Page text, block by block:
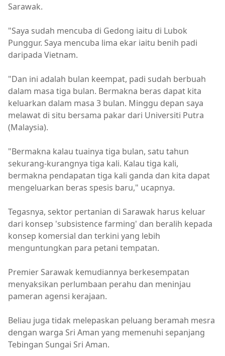
Sarawak.
"Saya sudah mencuba di Gedong iaitu di Lubok
Punggur. Saya mencuba lima ekar iaitu benih padi
daripada Vietnam.
"Dan ini adalah bulan keempat, padi sudah berbuah
dalam masa tiga bulan. Bermakna beras dapat kita
keluarkan dalam masa 3 bulan. Minggu depan saya
melawat di situ bersama pakar dari Universiti Putra
(Malaysia).
"Bermakna kalau tuainya tiga bulan, satu tahun
sekurang-kurangnya tiga kali. Kalau tiga kali,
bermakna pendapatan tiga kali ganda dan kita dapat
mengeluarkan beras spesis baru," ucapnya.
Tegasnya, sektor pertanian di Sarawak harus keluar
dari konsep 'subsistence farming' dan beralih kepada
konsep komersial dan terkini yang lebih
menguntungkan para petani tempatan.
Premier Sarawak kemudiannya berkesempatan
menyaksikan perlumbaan perahu dan meninjau
pameran agensi kerajaan.
Beliau juga tidak melepaskan peluang beramah mesra
dengan warga Sri Aman yang memenuhi sepanjang
Tebingan Sungai Sri Aman.